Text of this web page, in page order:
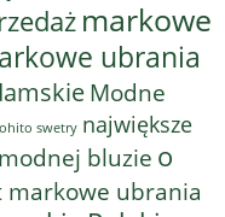
markowe
ubrania
Modne
swetry największe
bluzie o
markowe ubrania